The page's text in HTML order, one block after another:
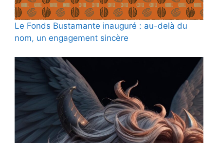
Le Fonds Bustamante inauguré : au-delà du
nom, un engagement sincère